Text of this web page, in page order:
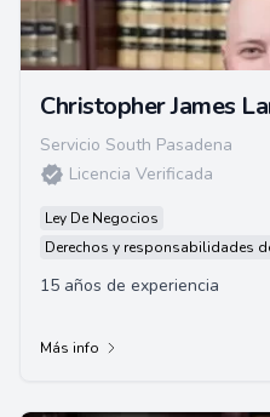
Christopher James
Servicio South Pasadena
Licencia Verificada
Ley De Negocios
Derechos y responsabilidades
15 años de experiencia
Más info